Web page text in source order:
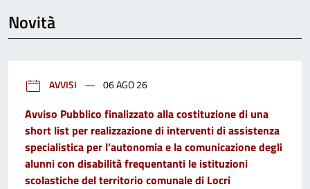
Novità
AVVISI 06 AGO 26
Avviso Pubblico finalizzato alla costituzione di una
short list per realizzazione di interventi di assistenza
specialistica per l’autonomia e la comunicazione degli
alunni con disabilità frequentanti le istituzioni
scolastiche del territorio comunale di Locri